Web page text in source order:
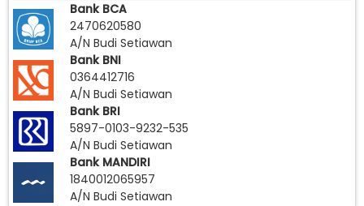
Bank BCA
2470620580
A/N Budi Setiawan
Bank BNI
0364412716
A/N Budi Setiawan
Bank BRI
5897-0103-9232-535
A/N Budi Setiawan
Bank MANDIRI
1840012065957
A/N Budi Setiawan